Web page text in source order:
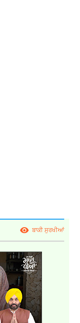
ਬਾਕੀ ਸੁਰਖੀਆਂ